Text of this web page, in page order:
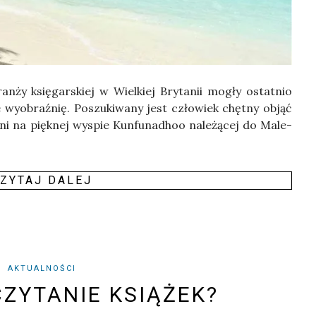
księ­gar­skiej w Wiel­kiej Bry­ta­nii mogły ostat­nio
Poszu­ki­wa­ny jest czło­wiek chęt­ny objąć
na pięk­nej wyspie Kun­fu­na­dhoo nale­żą­cej do Male­
DALEJ
AKTUALNOŚCI
KSIĄŻEK?